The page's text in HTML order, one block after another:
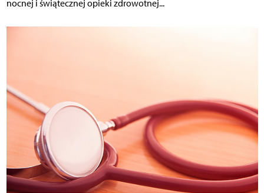
nocnej i świątecznej opieki zdrowotnej...